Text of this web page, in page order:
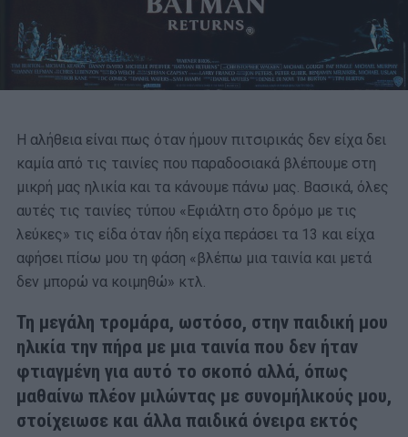
Η αλήθεια είναι πως όταν ήμουν πιτσιρικάς δεν είχα δει
καμία από τις ταινίες που παραδοσιακά βλέπουμε στη
μικρή μας ηλικία και τα κάνουμε πάνω μας. Βασικά, όλες
αυτές τις ταινίες τύπου «Εφιάλτη στο δρόμο με τις
λεύκες» τις είδα όταν ήδη είχα περάσει τα 13 και είχα
αφήσει πίσω μου τη φάση «βλέπω μια ταινία και μετά
δεν μπορώ να κοιμηθώ» κτλ.
Τη μεγάλη τρομάρα, ωστόσο, στην παιδική μου
ηλικία την πήρα με μια ταινία που δεν ήταν
φτιαγμένη για αυτό το σκοπό αλλά, όπως
μαθαίνω πλέον μιλώντας με συνομήλικούς μου,
στοίχειωσε και άλλα παιδικά όνειρα εκτός